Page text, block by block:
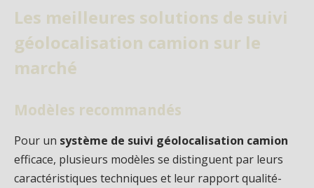
Les meilleures solutions de suivi
géolocalisation camion sur le
marché
Modèles recommandés
Pour un système de suivi géolocalisation camion
efficace, plusieurs modèles se distinguent par leurs
caractéristiques techniques et leur rapport qualité-